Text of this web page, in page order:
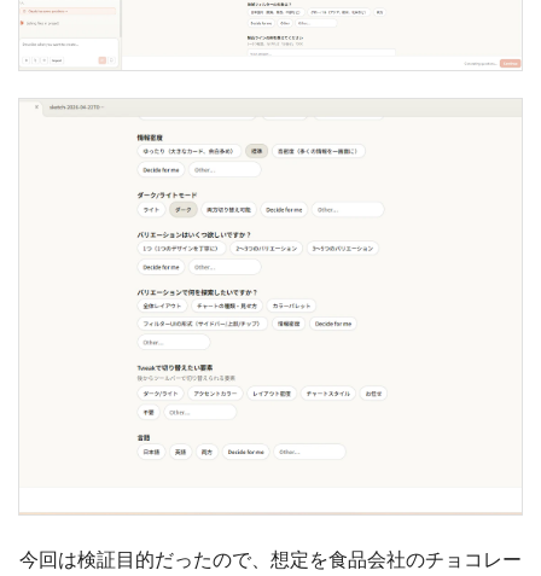
今回は検証目的だったので、想定を食品会社のチョコレー